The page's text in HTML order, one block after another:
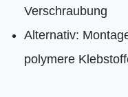
Verschraubung
Alternativ:
polymere